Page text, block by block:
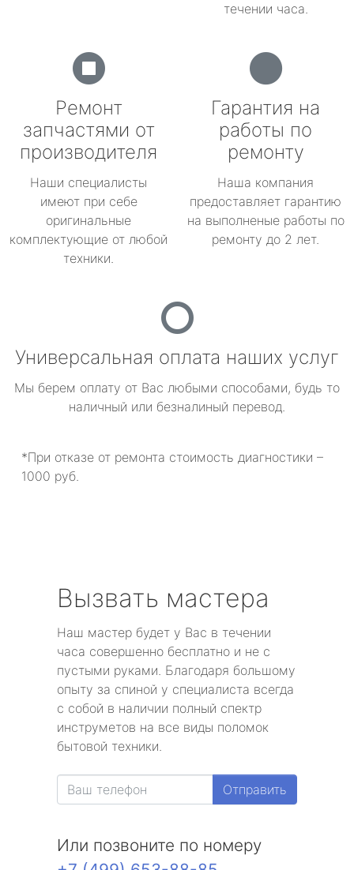
течении часа.
Ремонт
запчастями от
производителя
Наши специалисты
имеют при себе
оригинальные
комплектующие от любой
техники.
Гарантия на
работы по
ремонту
Наша компания
предоставляет гарантию
на выполненые работы по
ремонту до 2 лет.
Универсальная оплата наших услуг
Мы берем оплату от Вас любыми способами, будь то
наличный или безналиный перевод.
*При отказе от ремонта стоимость диагностики –
1000 руб.
Вызвать мастера
Наш мастер будет у Вас в течении
часа совершенно бесплатно и не с
пустыми руками. Благодаря большому
опыту за спиной у специалиста всегда
с собой в наличии полный спектр
инструметов на все виды поломок
бытовой техники.
Отправить
Или позвоните по номеру